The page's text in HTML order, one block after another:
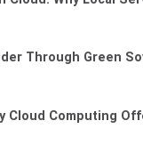
Through Green
Cloud Computing